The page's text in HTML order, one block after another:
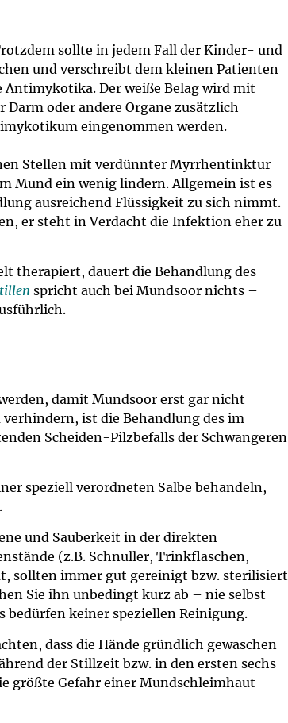
sollte in jedem Fall der Kinder- und
und verschreibt dem kleinen Patienten
Der weiße Belag wird mit
Darm oder andere Organe zusätzlich
eingenommen werden.
Stellen mit verdünnter Myrrhentinktur
Mund ein wenig lindern. Allgemein ist es
ausreichend Flüssigkeit zu sich nimmt.
er steht in Verdacht die Infektion eher zu
therapiert, dauert die Behandlung des
spricht auch bei Mundsoor nichts –
damit Mundsoor erst gar nicht
ist die Behandlung des im
Scheiden-Pilzbefalls der Schwangeren
speziell verordneten Salbe behandeln,
und Sauberkeit in der direkten
(z.B. Schnuller, Trinkflaschen,
sollten immer gut gereinigt bzw. sterilisiert
Sie ihn unbedingt kurz ab – nie selbst
bedürfen keiner speziellen Reinigung.
dass die Hände gründlich gewaschen
der Stillzeit bzw. in den ersten sechs
größte Gefahr einer Mundschleimhaut-